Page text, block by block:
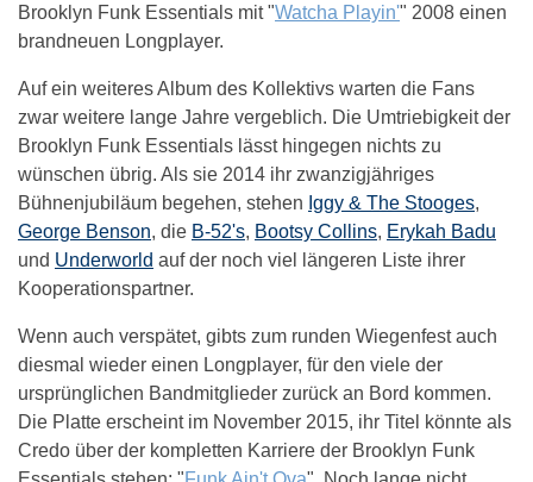
Brooklyn Funk Essentials mit "Watcha Playin'" 2008 einen
brandneuen Longplayer.
Auf ein weiteres Album des Kollektivs warten die Fans
zwar weitere lange Jahre vergeblich. Die Umtriebigkeit der
Brooklyn Funk Essentials lässt hingegen nichts zu
wünschen übrig. Als sie 2014 ihr zwanzigjähriges
Bühnenjubiläum begehen, stehen Iggy & The Stooges,
George Benson, die B-52's, Bootsy Collins, Erykah Badu
und Underworld auf der noch viel längeren Liste ihrer
Kooperationspartner.
Wenn auch verspätet, gibts zum runden Wiegenfest auch
diesmal wieder einen Longplayer, für den viele der
ursprünglichen Bandmitglieder zurück an Bord kommen.
Die Platte erscheint im November 2015, ihr Titel könnte als
Credo über der kompletten Karriere der Brooklyn Funk